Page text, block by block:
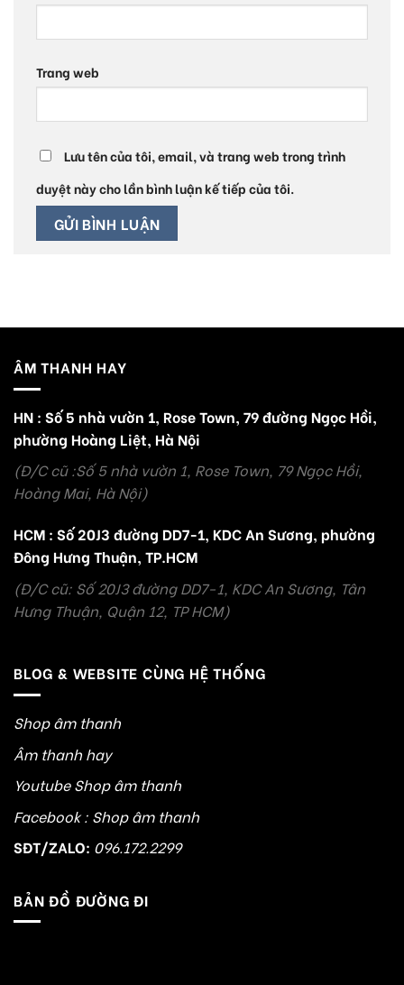
Trang web
Lưu tên của tôi, email, và trang web trong trình
duyệt này cho lần bình luận kế tiếp của tôi.
ÂM THANH HAY
HN : Số 5 nhà vườn 1, Rose Town, 79 đường Ngọc Hồi,
phường Hoàng Liệt, Hà Nội
(Đ/C cũ :Số 5 nhà vườn 1, Rose Town, 79 Ngọc Hồi,
Hoàng Mai, Hà Nội)
HCM : Số 20J3 đường DD7-1, KDC An Sương, phường
Đông Hưng Thuận, TP.HCM
(Đ/C cũ: Số 20J3 đường DD7-1, KDC An Sương, Tân
Hưng Thuận, Quận 12, TP HCM)
BLOG & WEBSITE CÙNG HỆ THỐNG
Shop âm thanh
Âm thanh hay
Youtube Shop âm thanh
Facebook : Shop âm thanh
SĐT/ZALO: 096.172.2299
BẢN ĐỒ ĐƯỜNG ĐI